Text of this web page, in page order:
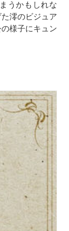
うかもしれな
澪のビジュア
様子にキュン